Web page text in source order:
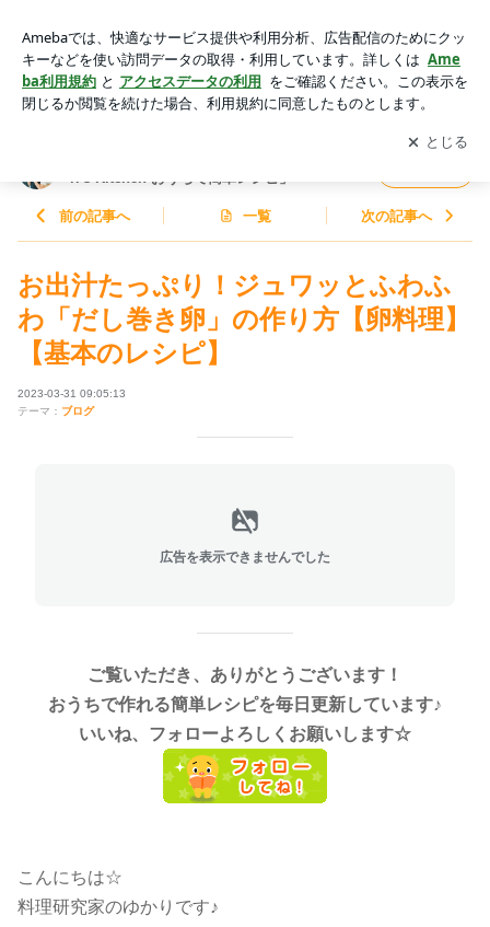
【卵料理】【基本のレシピ】 | 料理研究家ゆかりオフィシャル
ブログ「Yukari's Kitchen おうちで簡単レシピ」Powered by A
meba
アプリをダウンロードして ブログの更新通知
を受け取りまし
ょう。
開く
ri's Kitchen おうちで簡単レシピ」
前の記事へ 一覧 次の記事へ
お出汁たっぷり！ジュワッとふわふ
わ「だし巻き卵」の作り方【卵料理】
【基本のレシピ】
2023-03-31 09:05:13
テーマ： ブログ
広告を表示できませんでした
ご覧いただき、ありがとうございます！
おうちで作れる簡単レシピを毎日更新しています♪
いいね、フォローよろしくお願いします☆
こんにちは☆
料理研究家のゆかりです♪